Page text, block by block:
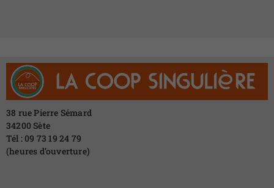
38 rue Pierre Sémard
34200 Sète
Tél : 09 73 19 24 79
(heures d’ouverture)